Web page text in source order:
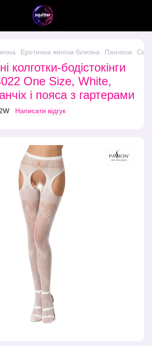
Еротична жіноча білизна Панчохи
колготки-бодістокінги
One Size, White,
і пояса з гартерами
Написати відгук